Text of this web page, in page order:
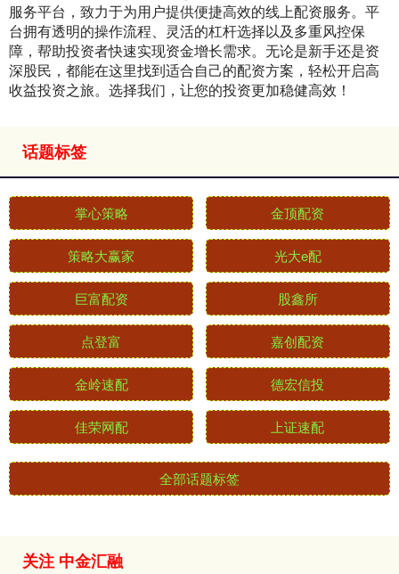
服务平台，致力于为用户提供便捷高效的线上配资服务。平
台拥有透明的操作流程、灵活的杠杆选择以及多重风控保
障，帮助投资者快速实现资金增长需求。无论是新手还是资
深股民，都能在这里找到适合自己的配资方案，轻松开启高
收益投资之旅。选择我们，让您的投资更加稳健高效！
话题标签
掌心策略 金顶配资
策略大赢家 光大e配
巨富配资 股鑫所
点登富 嘉创配资
金岭速配 德宏信投
佳荣网配 上证速配
全部话题标签
关注 中金汇融